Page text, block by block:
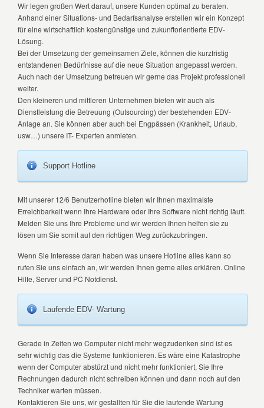
Wir legen großen Wert darauf, unsere Kunden optimal zu beraten.
Anhand einer Situations- und Bedarfsanalyse erstellen wir ein Konzept
für eine wirtschaftlich kostengünstige und zukunftorientierte EDV-
Lösung.
Bei der Umsetzung der gemeinsamen Ziele, können die kurzfristig
entstandenen Bedürfnisse auf die neue Situation angepasst werden.
Auch nach der Umsetzung betreuen wir gerne das Projekt professionell
weiter.
Den kleineren und mittleren Unternehmen bieten wir auch als
Dienstleistung die Betreuung (Outsourcing) der bestehenden EDV-
Anlage an. Sie können aber auch bei Engpässen (Krankheit, Urlaub,
usw…) unsere IT- Experten anmieten.
Support Hotline
Mit unserer 12/6 Benutzerhotline bieten wir Ihnen maximalste
Erreichbarkeit wenn Ihre Hardware oder Ihre Software nicht richtig läuft.
Melden Sie uns Ihre Probleme und wir werden Ihnen helfen sie zu
lösen um Sie somit auf den richtigen Weg zurückzubringen.
Wenn Sie Interesse daran haben was unsere Hotline alles kann so
rufen Sie uns einfach an, wir werden Ihnen gerne alles erklären. Online
Hilfe, Server und PC Notdienst.
Laufende EDV- Wartung
Gerade in Zeiten wo Computer nicht mehr wegzudenken sind ist es
sehr wichtig das die Systeme funktionieren. Es wäre eine Katastrophe
wenn der Computer abstürzt und nicht mehr funktioniert, Sie Ihre
Rechnungen dadurch nicht schreiben können und dann noch auf den
Techniker warten müssen.
Kontaktieren Sie uns, wir gestallten für Sie die laufende Wartung